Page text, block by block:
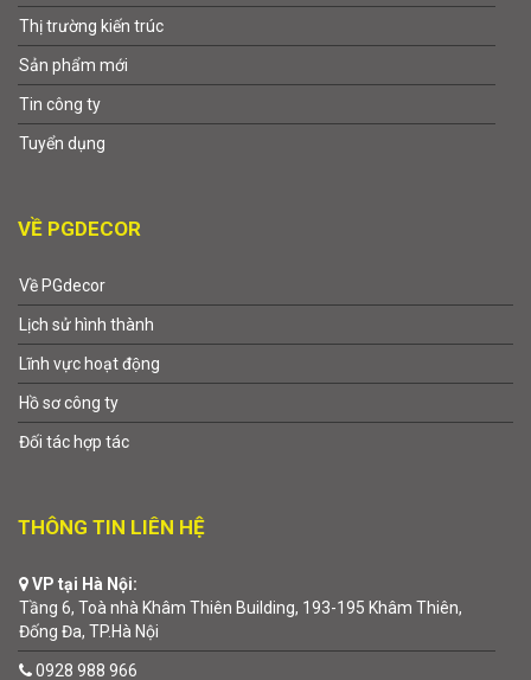
Thị trường kiến trúc
Sản phẩm mới
Tin công ty
Tuyển dụng
VỀ PGDECOR
Về PGdecor
Lịch sử hình thành
Lĩnh vực hoạt động
Hồ sơ công ty
Đối tác hợp tác
THÔNG TIN LIÊN HỆ
VP tại Hà Nội:
Tầng 6, Toà nhà Khâm Thiên Building, 193-195 Khâm Thiên,
Đống Đa, TP.Hà Nội
0928 988 966